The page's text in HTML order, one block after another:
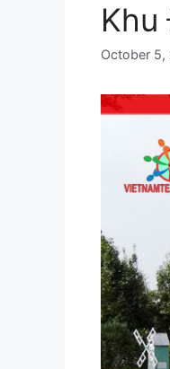
October 5,